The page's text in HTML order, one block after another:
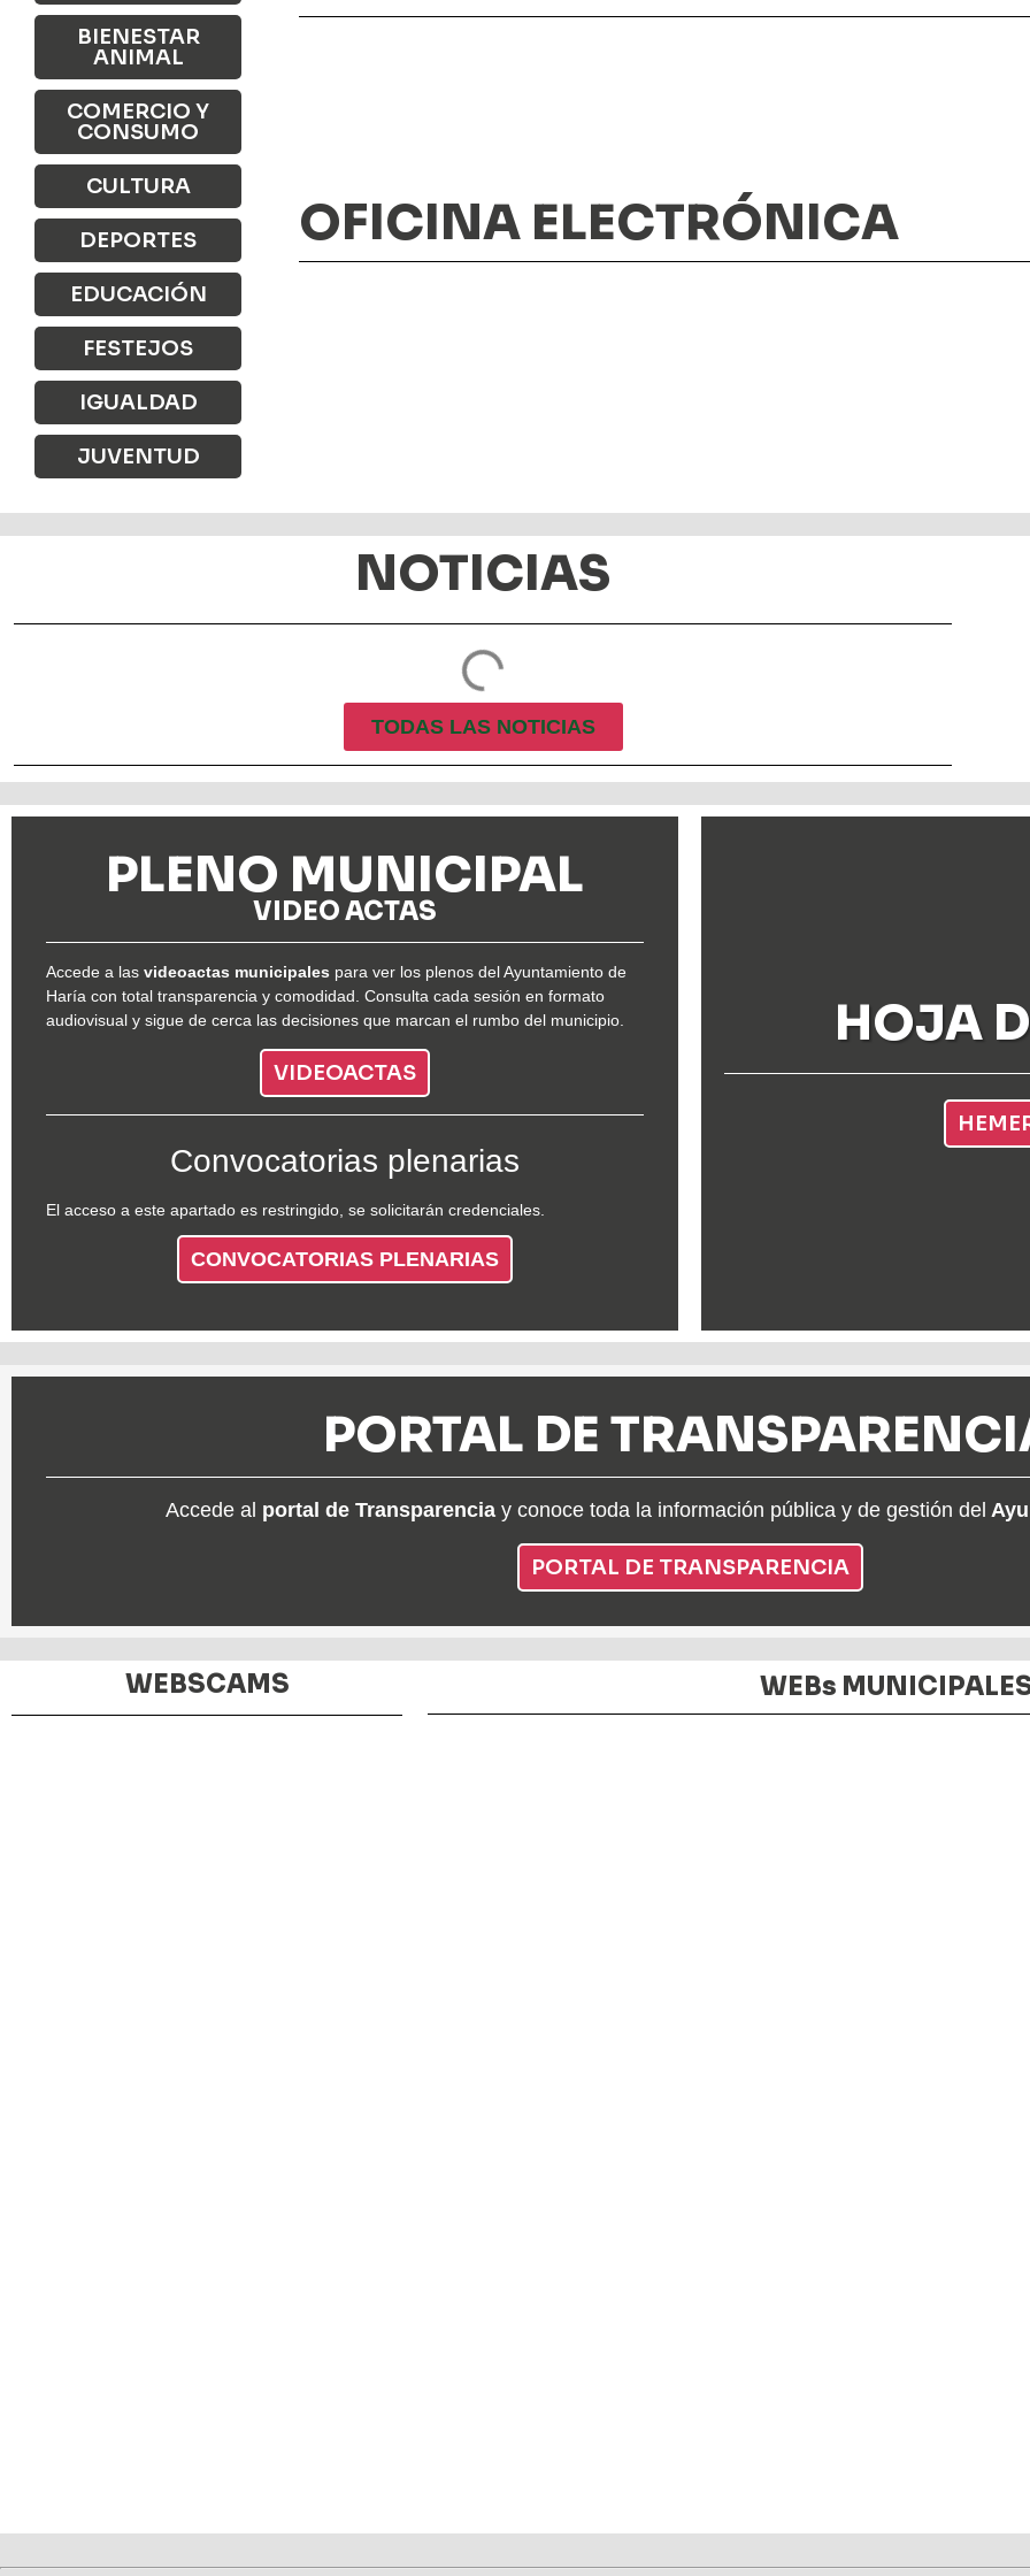
BIENESTAR
ANIMAL
COMERCIO Y
CONSUMO
CULTURA
DEPORTES
EDUCACIÓN
FESTEJOS
IGUALDAD
JUVENTUD
OFICINA ELECTRÓNICA
NOTICIAS
TODAS LAS NOTICIAS
PLENO MUNICIPAL
VIDEO ACTAS
Accede a las videoactas municipales para ver los plenos del Ayuntamiento de
Haría con total transparencia y comodidad. Consulta cada sesión en formato
audiovisual y sigue de cerca las decisiones que marcan el rumbo del municipio.
VIDEOACTAS
Convocatorias plenarias
El acceso a este apartado es restringido, se solicitarán credenciales.
CONVOCATORIAS PLENARIAS
HOJA
PORTAL DE
Accede al portal de Transparenciay conoce toda la información pública y de gestión del
PORTAL DE TRANSPARENCIA
WEBSCAMS WEBs